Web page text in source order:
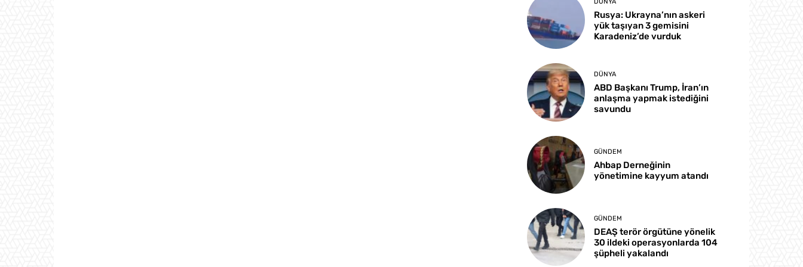
DÜNYA
Rusya: Ukrayna’nın askeri
yük taşıyan 3 gemisini
Karadeniz’de vurduk
DÜNYA
ABD Başkanı Trump, İran’ın
anlaşma yapmak istediğini
savundu
GÜNDEM
Ahbap Derneğinin
yönetimine kayyum atandı
GÜNDEM
DEAŞ terör örgütüne yönelik
30 ildeki operasyonlarda 104
şüpheli yakalandı